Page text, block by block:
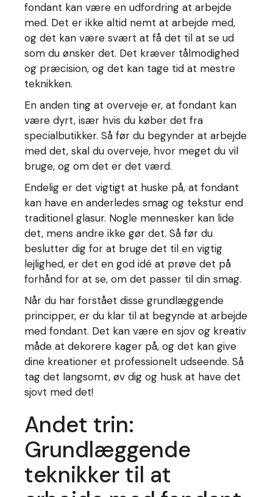
fondant kan være en udfordring at arbejde
med. Det er ikke altid nemt at arbejde med,
og det kan være svært at få det til at se ud
som du ønsker det. Det kræver tålmodighed
og præcision, og det kan tage tid at mestre
teknikken.
En anden ting at overveje er, at fondant kan
være dyrt, især hvis du køber det fra
specialbutikker. Så før du begynder at arbejde
med det, skal du overveje, hvor meget du vil
bruge, og om det er det værd.
Endelig er det vigtigt at huske på, at fondant
kan have en anderledes smag og tekstur end
traditionel glasur. Nogle mennesker kan lide
det, mens andre ikke gør det. Så før du
beslutter dig for at bruge det til en vigtig
lejlighed, er det en god idé at prøve det på
forhånd for at se, om det passer til din smag.
Når du har forstået disse grundlæggende
principper, er du klar til at begynde at arbejde
med fondant. Det kan være en sjov og kreativ
måde at dekorere kager på, og det kan give
dine kreationer et professionelt udseende. Så
tag det langsomt, øv dig og husk at have det
sjovt med det!
Andet trin:
Grundlæggende
teknikker til at